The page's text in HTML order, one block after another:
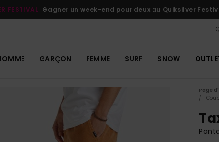
FESTIVAL Gagner un week-end pour deux au Quiksilver
GARÇON FEMME SURF SNOW
Page